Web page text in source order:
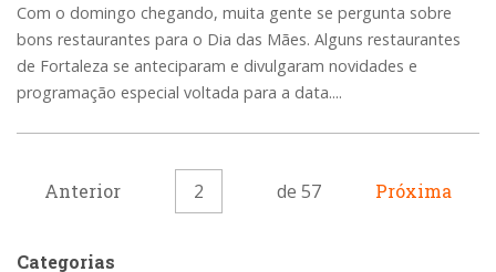
Com o domingo chegando, muita gente se pergunta sobre
bons restaurantes para o Dia das Mães. Alguns restaurantes
de Fortaleza se anteciparam e divulgaram novidades e
programação especial voltada para a data....
Anterior 2 de 57 Próxima
Categorias